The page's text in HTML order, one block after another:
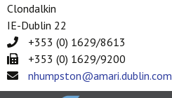
Clondalkin
IE-Dublin 22
+353 (0) 1629/8613
+353 (0) 1629/9200
nhumpston@amari.dublin.com